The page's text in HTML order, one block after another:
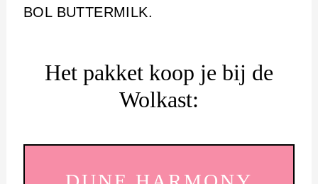
BOL BUTTERMILK.
Het pakket koop je bij de
Wolkast: